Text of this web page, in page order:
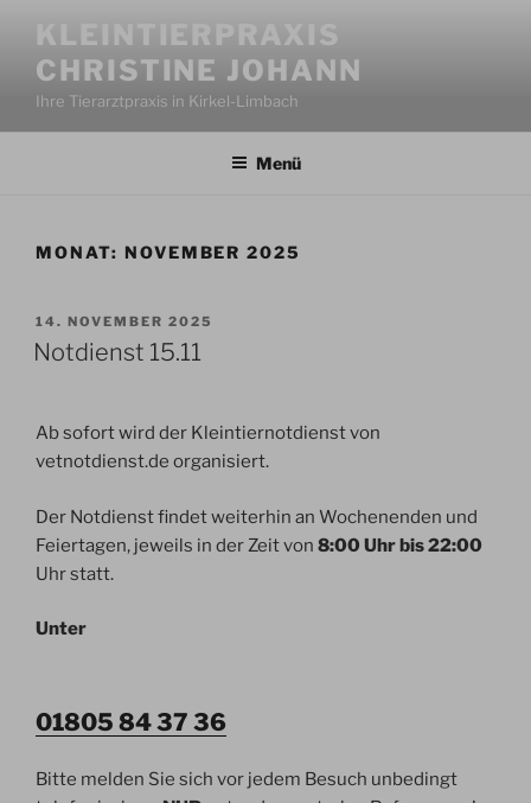
Inhalt
springen
KLEINTIERPRAXIS
CHRISTINE JOHANN
Ihre Tierarztpraxis in Kirkel-Limbach
Menü
MONAT: NOVEMBER 2025
VERÖFFENTLICHT
AM
14. NOVEMBER 2025
Notdienst 15.11
Ab sofort wird der Kleintiernotdienst von
vetnotdienst.de organisiert.
Der Notdienst findet weiterhin an Wochenenden und
Feiertagen, jeweils in der Zeit von 8:00 Uhr bis 22:00
Uhr statt.
Unter
01805 84 37 36
Bitte melden Sie sich vor jedem Besuch unbedingt